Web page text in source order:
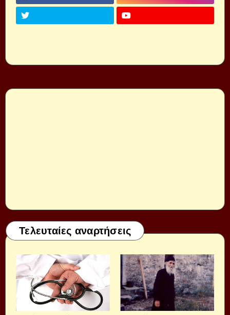
Τελευταίες αναρτήσεις